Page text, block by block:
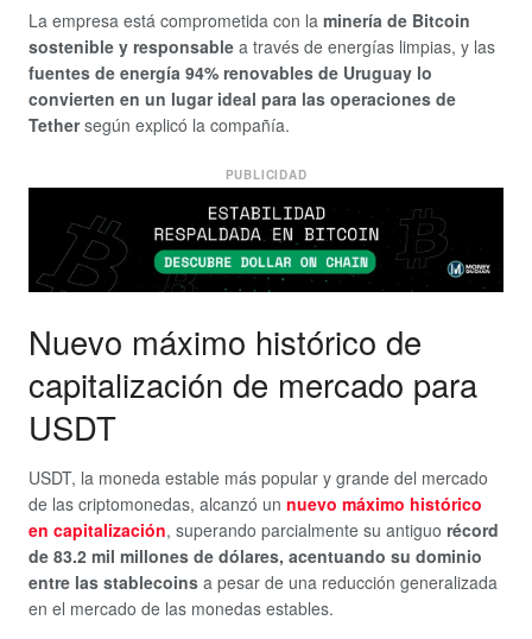
La empresa está comprometida con la minería de Bitcoin
sostenible y responsable a través de energías limpias, y las
fuentes de energía 94% renovables de Uruguay lo
convierten en un lugar ideal para las operaciones de
Tethersegún explicó la compañía.
PUBLICIDAD
Nuevo máximo histórico de
capitalización de mercado para
USDT
USDT, la moneda estable más popular y grande del mercado
de las criptomonedas, alcanzó un nuevo máximo histórico
en capitalización, superando parcialmente su antiguo récord
de 83.2 mil millones de dólares, acentuando su dominio
entre las stablecoins a pesar de una reducción generalizada
en el mercado de las monedas estables.